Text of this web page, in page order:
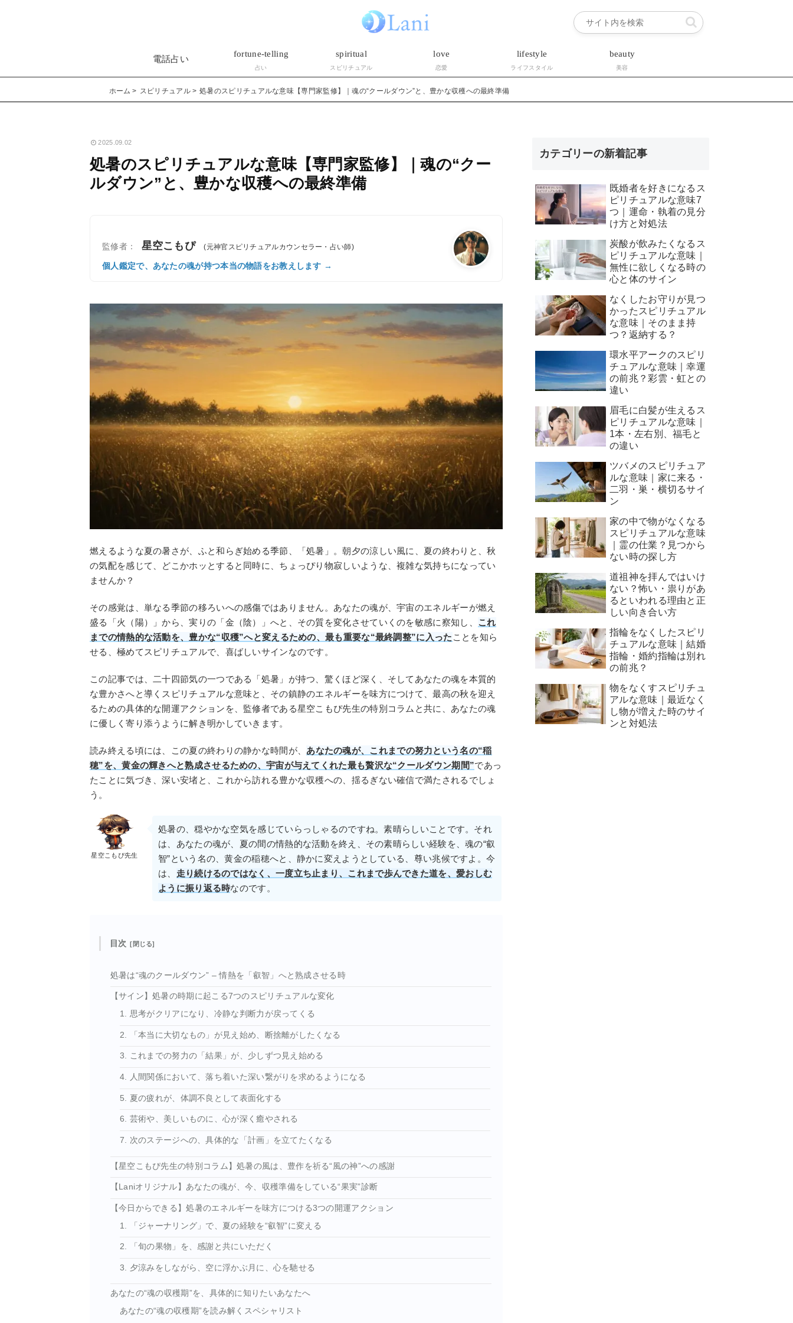
電話占い
fortune-telling
占い
spiritual
スピリチュアル
love
恋愛
lifestyle
ライフスタイル
beauty
美容
ホーム スピリチュアル 処暑のスピリチュアルな意味【専門家監修】｜魂の“クールダウン”と、豊かな収穫への最終準備
2025.09.02
処暑のスピリチュアルな意味【専門家監修】｜魂の“クー
ルダウン”と、豊かな収穫への最終準備
監修者： 星空こもぴ (元神官スピリチュアルカウンセラー・占い師)
個人鑑定で、あなたの魂が持つ本当の物語をお教えします →
燃えるような夏の暑さが、ふと和らぎ始める季節、「処暑」。朝夕の涼しい風に、夏の終わりと、秋
の気配を感じて、どこかホッとすると同時に、ちょっぴり物寂しいような、複雑な気持ちになってい
ませんか？
その感覚は、単なる季節の移ろいへの感傷ではありません。あなたの魂が、宇宙のエネルギーが燃え
盛る「火（陽）」から、実りの「金（陰）」へと、その質を変化させていくのを敏感に察知し、 これ
までの情熱的な活動を、豊かな“収穫”へと変えるための、最も重要な“最終調整”に入った ことを知ら
せる、極めてスピリチュアルで、喜ばしいサインなのです。
この記事では、二十四節気の一つである「処暑」が持つ、驚くほど深く、そしてあなたの魂を本質的
な豊かさへと導くスピリチュアルな意味と、その鎮静のエネルギーを味方につけて、最高の秋を迎え
るための具体的な開運アクションを、監修者である星空こもぴ先生の特別コラムと共に、あなたの魂
に優しく寄り添うように解き明かしていきます。
読み終える頃には、この夏の終わりの静かな時間が、 あなたの魂が、これまでの努力という名の“稲
穂”を、黄金の輝きへと熟成させるための、宇宙が与えてくれた最も贅沢な“クールダウン期間”であっ
たことに気づき、深い安堵と、これから訪れる豊かな収穫への、揺るぎない確信で満たされるでしょ
う。
星空こもぴ先生
処暑の、穏やかな空気を感じていらっしゃるのですね。素晴らしいことです。それ
は、あなたの魂が、夏の間の情熱的な活動を終え、その素晴らしい経験を、魂の“叡
智”という名の、黄金の稲穂へと、静かに変えようとしている、尊い兆候ですよ。今
は、 走り続けるのではなく、一度立ち止まり、これまで歩んできた道を、愛おしむ
ように振り返る時なのです。
目次
処暑は“魂のクールダウン” – 情熱を「叡智」へと熟成させる時
【サイン】処暑の時期に起こる7つのスピリチュアルな変化
1. 思考がクリアになり、冷静な判断力が戻ってくる
2. 「本当に大切なもの」が見え始め、断捨離がしたくなる
3. これまでの努力の「結果」が、少しずつ見え始める
4. 人間関係において、落ち着いた深い繋がりを求めるようになる
5. 夏の疲れが、体調不良として表面化する
6. 芸術や、美しいものに、心が深く癒やされる
7. 次のステージへの、具体的な「計画」を立てたくなる
【星空こもぴ先生の特別コラム】処暑の風は、豊作を祈る“風の神”への感謝
【Laniオリジナル】あなたの魂が、今、収穫準備をしている“果実”診断
【今日からできる】処暑のエネルギーを味方につける3つの開運アクション
1. 「ジャーナリング」で、夏の経験を“叡智”に変える
2. 「旬の果物」を、感謝と共にいただく
3. 夕涼みをしながら、空に浮かぶ月に、心を馳せる
あなたの“魂の収穫期”を、具体的に知りたいあなたへ
あなたの“魂の収穫期”を読み解くスペシャリスト
カテゴリーの新着記事
既婚者を好きになるス
ピリチュアルな意味7
つ｜運命・執着の見分
け方と対処法
炭酸が飲みたくなるス
ピリチュアルな意味｜
無性に欲しくなる時の
心と体のサイン
なくしたお守りが見つ
かったスピリチュアル
な意味｜そのまま持
つ？返納する？
環水平アークのスピリ
チュアルな意味｜幸運
の前兆？彩雲・虹との
違い
眉毛に白髪が生えるス
ピリチュアルな意味｜
1本・左右別、福毛と
の違い
ツバメのスピリチュア
ルな意味｜家に来る・
二羽・巣・横切るサイ
ン
家の中で物がなくなる
スピリチュアルな意味
｜霊の仕業？見つから
ない時の探し方
道祖神を拝んではいけ
ない？怖い・祟りがあ
るといわれる理由と正
しい向き合い方
指輪をなくしたスピリ
チュアルな意味｜結婚
指輪・婚約指輪は別れ
の前兆？
物をなくすスピリチュ
アルな意味｜最近なく
し物が増えた時のサイ
ンと対処法